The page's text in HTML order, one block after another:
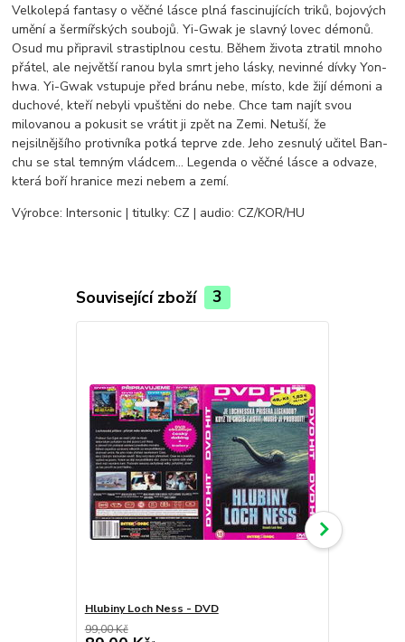
Velkolepá fantasy o věčné lásce plná fascinujících triků, bojových
umění a šermířských soubojů. Yi-Gwak je slavný lovec démonů.
Osud mu připravil strastiplnou cestu. Během života ztratil mnoho
přátel, ale největší ranou byla smrt jeho lásky, nevinné dívky Yon-
hwa. Yi-Gwak vstupuje před bránu nebe, místo, kde žijí démoni a
duchové, kteří nebyli vpuštěni do nebe. Chce tam najít svou
milovanou a pokusit se vrátit ji zpět na Zemi. Netuší, že
nejsilnějšího protivníka potká teprve zde. Jeho zesnulý učitel Ban-
chu se stal temným vládcem… Legenda o věčné lásce a odvaze,
která boří hranice mezi nebem a zemí.
Výrobce: Intersonic | titulky: CZ | audio: CZ/KOR/HU
Související zboží 3
Hlubiny Loch Ness - DVD
99,00 Kč